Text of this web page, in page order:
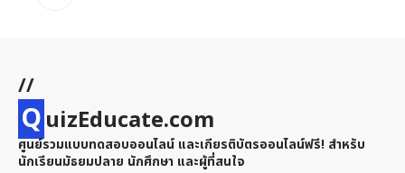
//
QuizEducate.com
ศูนย์รวมแบบทดสอบออนไลน์ และเกียรติบัตรออนไลน์ฟรี! สำหรับ
นักเรียนมัธยมปลาย นักศึกษา และผู้ที่สนใจ